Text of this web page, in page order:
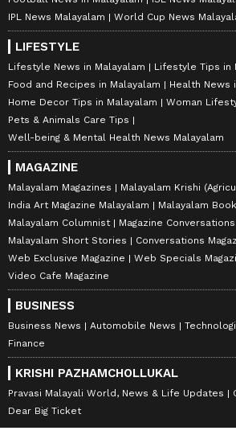
IPL News Malayalam
World Cup News
LIFESTYLE
Lifestyle News in Malayalam
Lifestyle Tips in
Food and Recipes in Malayalam
Health News
Home Decor Tips in Malayalam
Woman
Pets & Animals Care Tips
Well-being & Mental Health News Malayalam
MAGAZINE
Malayalam Magazines
Malayalam Krishi
India Art Magazine Malayalam
Malayalam
Malayalam Columnist
Magazine Conversations
Malayalam Short Stories
Conversations
Web Exclusive Magazine
Web Specials
Video Cafe Magazine
BUSINESS
Business News Automobile News
Finance
KRISHI PAZHAMCHOLLUKAL
Pravasi Malayali World, News & Life Updates
Dear Big Ticket